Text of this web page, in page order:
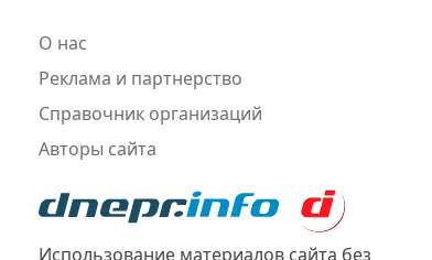
О нас
Реклама и партнерство
Справочник организаций
Авторы сайта
Использование материалов сайта без